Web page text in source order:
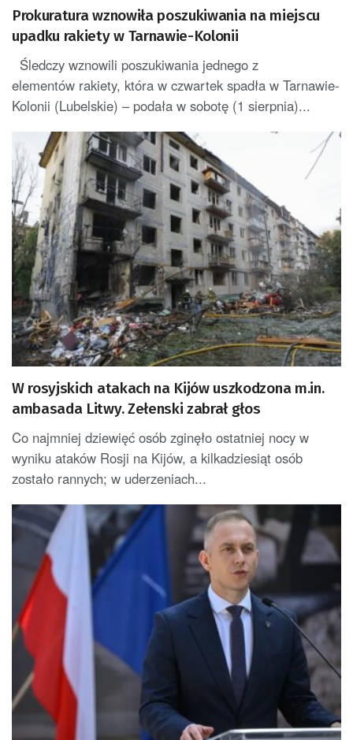
Prokuratura wznowiła poszukiwania na miejscu
upadku rakiety w Tarnawie-Kolonii
Śledczy wznowili poszukiwania jednego z
elementów rakiety, która w czwartek spadła w Tarnawie-
Kolonii (Lubelskie) – podała w sobotę (1 sierpnia)...
W rosyjskich atakach na Kijów uszkodzona m.in.
ambasada Litwy. Zełenski zabrał głos
Co najmniej dziewięć osób zginęło ostatniej nocy w
wyniku ataków Rosji na Kijów, a kilkadziesiąt osób
zostało rannych; w uderzeniach...